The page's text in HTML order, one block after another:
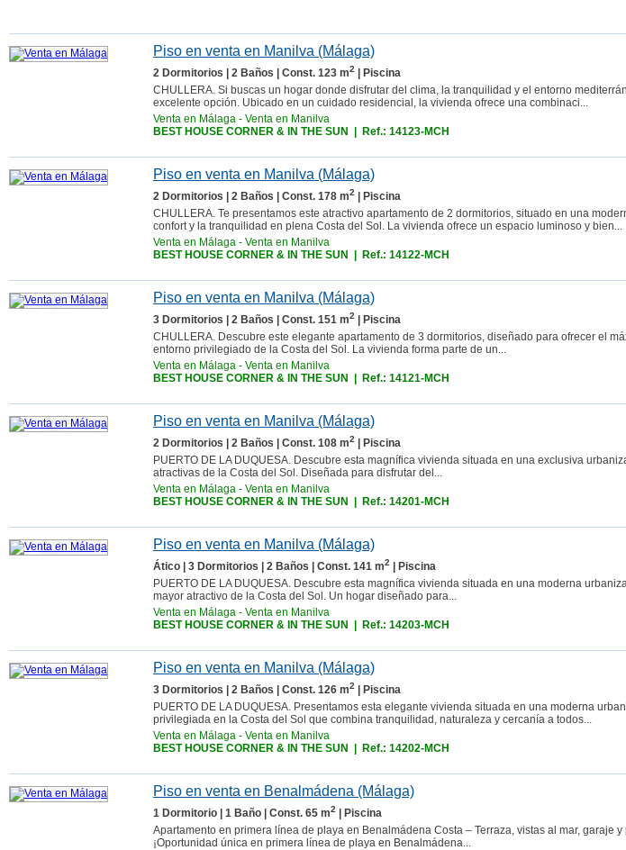
Piso en venta en Manilva (Málaga)
2 Dormitorios | 2 Baños | Const. 123 m2
| Piscina
CHULLERA. Si buscas un hogar donde disfrutar del clima, la tranquilidad y el entorno
excelente opción. Ubicado en un cuidado residencial, la vivienda ofrece una combinaci...
Venta en Málaga - Venta en Manilva
BEST HOUSE CORNER & IN THE SUN
| Ref.: 14123-MCH
Piso en venta en Manilva (Málaga)
2 Dormitorios | 2 Baños | Const. 178 m2
| Piscina
CHULLERA. Te presentamos este atractivo apartamento de 2 dormitorios, situado en una
confort y la tranquilidad en plena Costa del Sol. La vivienda ofrece un espacio luminoso y bien...
Venta en Málaga - Venta en Manilva
BEST HOUSE CORNER & IN THE SUN
| Ref.: 14122-MCH
Piso en venta en Manilva (Málaga)
3 Dormitorios | 2 Baños | Const. 151 m2
| Piscina
CHULLERA. Descubre este elegante apartamento de 3 dormitorios, diseñado para ofrecer el
entorno privilegiado de la Costa del Sol. La vivienda forma parte de un...
Venta en Málaga - Venta en Manilva
BEST HOUSE CORNER & IN THE SUN
| Ref.: 14121-MCH
Piso en venta en Manilva (Málaga)
2 Dormitorios | 2 Baños | Const. 108 m2
| Piscina
PUERTO DE LA DUQUESA. Descubre esta magnífica vivienda situada en una exclusiva
atractivas de la Costa del Sol. Diseñada para disfrutar del...
Venta en Málaga - Venta en Manilva
BEST HOUSE CORNER & IN THE SUN
| Ref.: 14201-MCH
Piso en venta en Manilva (Málaga)
Ático | 3 Dormitorios | 2 Baños | Const. 141 m2
| Piscina
PUERTO DE LA DUQUESA. Descubre esta magnífica vivienda situada en una moderna
mayor atractivo de la Costa del Sol. Un hogar diseñado para...
Venta en Málaga - Venta en Manilva
BEST HOUSE CORNER & IN THE SUN
| Ref.: 14203-MCH
Piso en venta en Manilva (Málaga)
3 Dormitorios | 2 Baños | Const. 126 m2
| Piscina
PUERTO DE LA DUQUESA. Presentamos esta elegante vivienda situada en una moderna
privilegiada en la Costa del Sol que combina tranquilidad, naturaleza y cercanía a todos...
Venta en Málaga - Venta en Manilva
BEST HOUSE CORNER & IN THE SUN
| Ref.: 14202-MCH
Piso en venta en Benalmádena (Málaga)
1 Dormitorio | 1 Baño | Const. 65 m2
| Piscina
Apartamento en primera línea de playa en Benalmádena Costa – Terraza, vistas al mar, garaje
¡Oportunidad única en primera línea de playa en Benalmádena...